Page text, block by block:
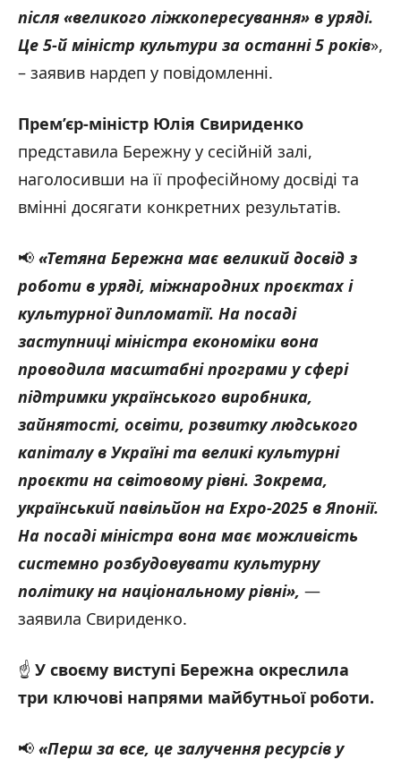
після «великого ліжкопересування» в уряді.
Це 5-й міністр культури за останні 5 років»,
– заявив нардеп у повідомленні.
Прем’єр-міністр Юлія Свириденко
представила Бережну у сесійній залі,
наголосивши на її професійному досвіді та
вмінні досягати конкретних результатів.
📢 «Тетяна Бережна має великий досвід з
роботи в уряді, міжнародних проєктах і
культурної дипломатії. На посаді
заступниці міністра економіки вона
проводила масштабні програми у сфері
підтримки українського виробника,
зайнятості, освіти, розвитку людського
капіталу в Україні та великі культурні
проєкти на світовому рівні. Зокрема,
український павільйон на Expo-2025 в Японії.
На посаді міністра вона має можливість
системно розбудовувати культурну
політику на національному рівні», —
заявила Свириденко.
☝️ У своєму виступі Бережна окреслила
три ключові напрями майбутньої роботи.
📢 «Перш за все, це залучення ресурсів у